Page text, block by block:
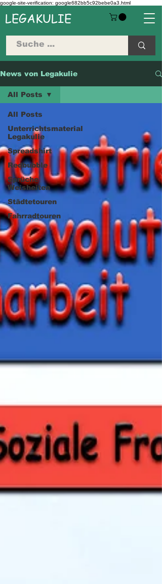
google-site-verification: google682bb5c92bebe0a3.html
LEGAKULIE
News von Legakulie
All Posts
Unterrichtsmaterial
Legakulie
Spreadshirt
Redbubble
Sprüche
Weisheiten
Städtetouren
Fahrradtouren
All Posts